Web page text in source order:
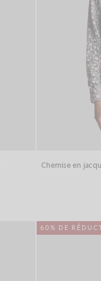
60% DE